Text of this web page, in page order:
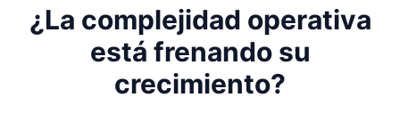
¿La complejidad operativa
está frenando su
crecimiento?